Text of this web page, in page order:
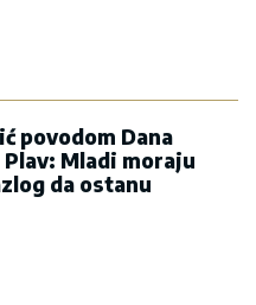
povodom Dana
Mladi moraju
da ostanu